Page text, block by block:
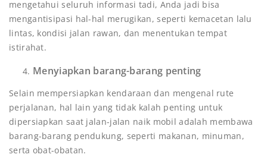
mengetahui seluruh informasi tadi, Anda jadi bisa
mengantisipasi hal-hal merugikan, seperti kemacetan lalu
lintas, kondisi jalan rawan, dan menentukan tempat
istirahat.
Menyiapkan barang-barang penting
Selain mempersiapkan kendaraan dan mengenal rute
perjalanan, hal lain yang tidak kalah penting untuk
dipersiapkan saat jalan-jalan naik mobil adalah membawa
barang-barang pendukung, seperti makanan, minuman,
serta obat-obatan.